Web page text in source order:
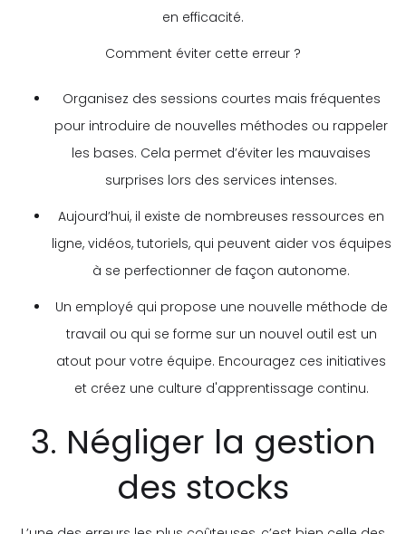
en efficacité.
Comment éviter cette erreur ?
Organisez des sessions courtes mais fréquentes
pour introduire de nouvelles méthodes ou rappeler
les bases. Cela permet d’éviter les mauvaises
surprises lors des services intenses.
Aujourd’hui, il existe de nombreuses ressources en
ligne, vidéos, tutoriels, qui peuvent aider vos équipes
à se perfectionner de façon autonome.
Un employé qui propose une nouvelle méthode de
travail ou qui se forme sur un nouvel outil est un
atout pour votre équipe. Encouragez ces initiatives
et créez une culture d'apprentissage continu.
3. Négliger la gestion
des stocks